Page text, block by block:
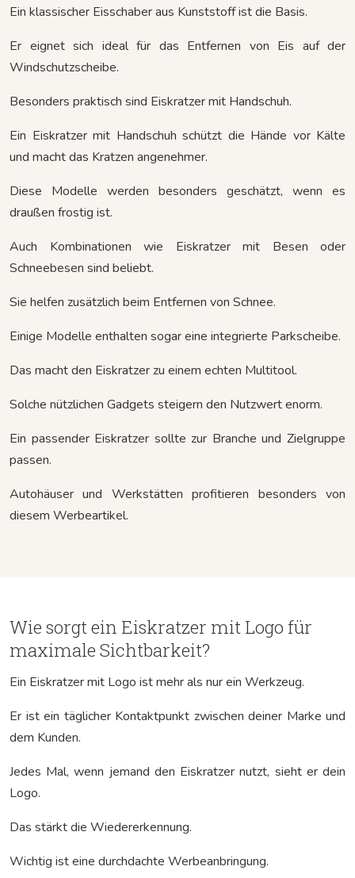
Ein klassischer Eisschaber aus Kunststoff ist die Basis.
Er eignet sich ideal für das Entfernen von Eis auf der
Windschutzscheibe.
Besonders praktisch sind Eiskratzer mit Handschuh.
Ein Eiskratzer mit Handschuh schützt die Hände vor Kälte
und macht das Kratzen angenehmer.
Diese Modelle werden besonders geschätzt, wenn es
draußen frostig ist.
Auch Kombinationen wie Eiskratzer mit Besen oder
Schneebesen sind beliebt.
Sie helfen zusätzlich beim Entfernen von Schnee.
Einige Modelle enthalten sogar eine integrierte Parkscheibe.
Das macht den Eiskratzer zu einem echten Multitool.
Solche nützlichen Gadgets steigern den Nutzwert enorm.
Ein passender Eiskratzer sollte zur Branche und Zielgruppe
passen.
Autohäuser und Werkstätten profitieren besonders von
diesem Werbeartikel.
Wie sorgt ein Eiskratzer mit Logo für
maximale Sichtbarkeit?
Ein Eiskratzer mit Logo ist mehr als nur ein Werkzeug.
Er ist ein täglicher Kontaktpunkt zwischen deiner Marke und
dem Kunden.
Jedes Mal, wenn jemand den Eiskratzer nutzt, sieht er dein
Logo.
Das stärkt die Wiedererkennung.
Wichtig ist eine durchdachte Werbeanbringung.